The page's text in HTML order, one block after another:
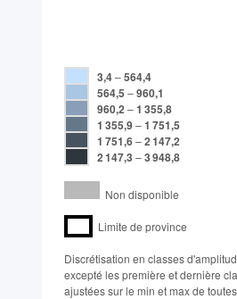
3,4–564,4
564,5 –960,1
960,2 –1 355,8
1 355,9–1 751,5
1 751,6–2 147,2
2 147,3 –3 948,8
Non disponible
Limite de province
Discrétisation en classes
excepté les première et dernière
ajustées sur le min et max de